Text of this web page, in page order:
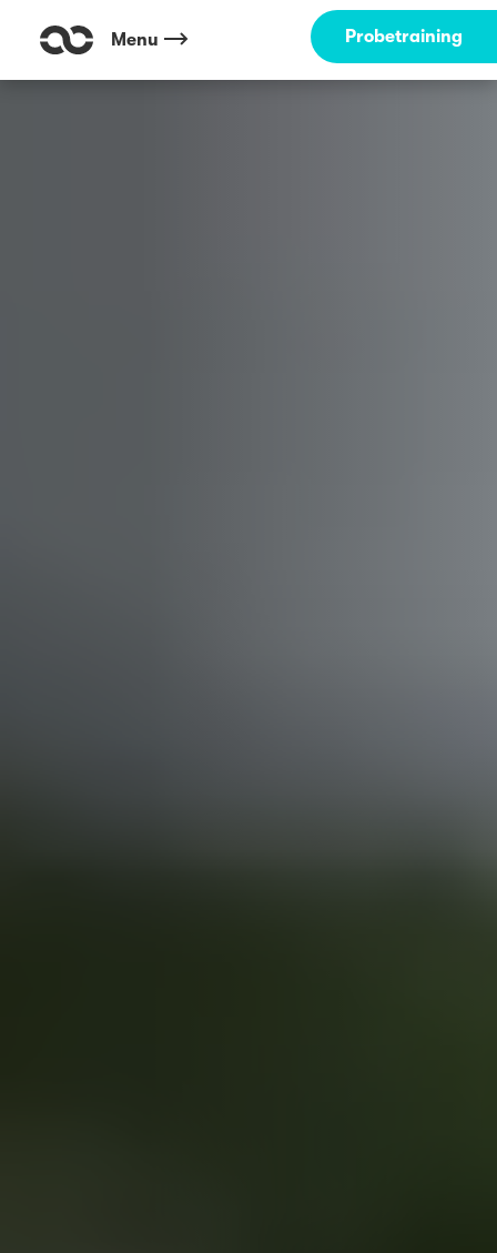
Menu Probetraining